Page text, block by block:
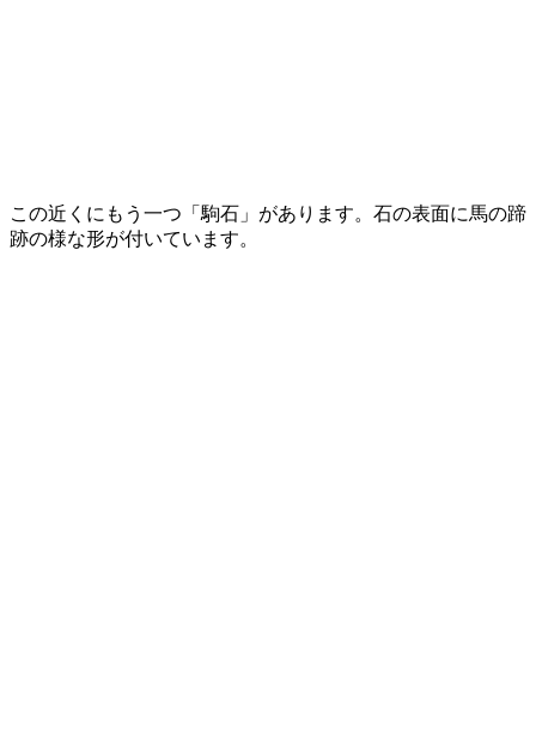
この近くにもう一つ「駒石」があります。石の表面に馬の蹄
跡の様な形が付いています。